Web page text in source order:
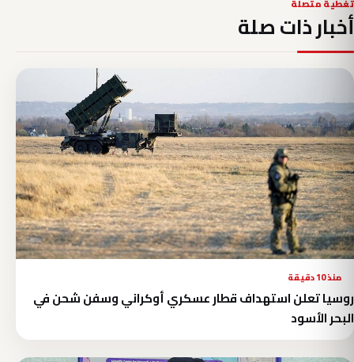
تغطية متصلة
أخبار ذات صلة
منذ 10 دقيقة
روسيا تعلن استهداف قطار عسكري أوكراني وسفن شحن في
البحر الأسود